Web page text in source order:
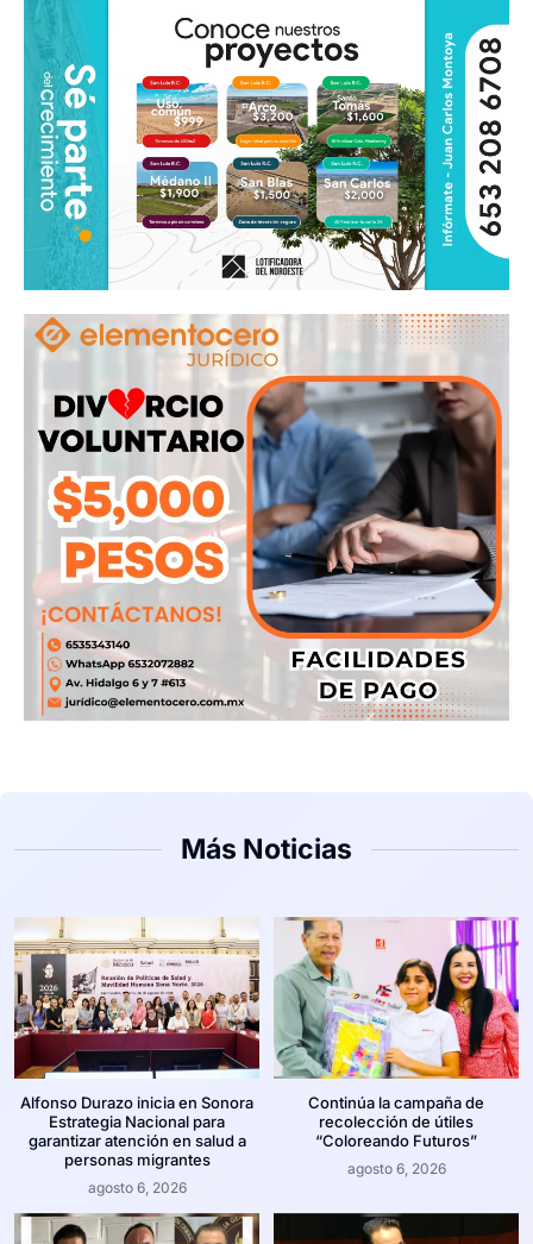
Más Noticias
Alfonso Durazo inicia en Sonora
Estrategia Nacional para
garantizar atención en salud a
personas migrantes
agosto 6, 2026
Continúa la campaña de
recolección de útiles
“Coloreando Futuros”
agosto 6, 2026